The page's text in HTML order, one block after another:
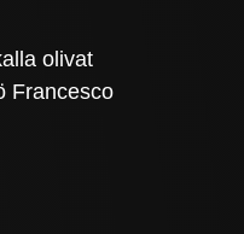
olivat
Francesco